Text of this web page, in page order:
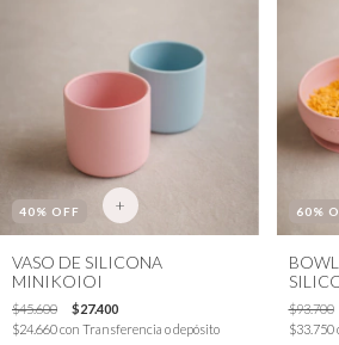
40% OFF +
VASO DE SILICONA
MINIKOIOI
$45.600
$27.400
$24.660con Transferencia o depósito
60%
$93.700
$33.750